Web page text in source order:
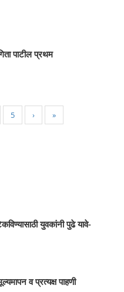
पाटील प्रथम
5 › »
युवकांनी पुढे यावे-
व प्रत्यक्ष पाहणी